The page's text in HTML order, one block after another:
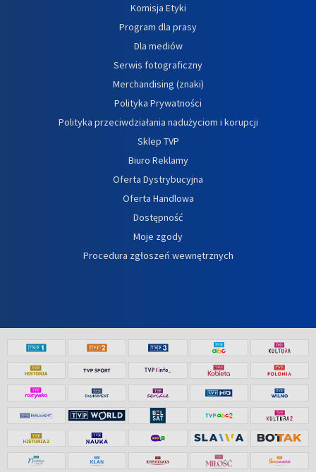
Komisja Etyki
Program dla prasy
Dla mediów
Serwis fotograficzny
Merchandising (znaki)
Polityka Prywatności
Polityka przeciwdziałania nadużyciom i korupcji
Sklep TVP
Biuro Reklamy
Oferta Dystrybucyjna
Oferta Handlowa
Dostępność
Moje zgody
Procedura zgłoszeń wewnętrznych